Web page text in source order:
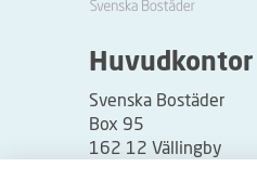
Huvudkontor
Svenska Bostäder
Box 95
162 12 Vällingby